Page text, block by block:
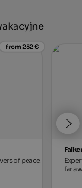
from 252 €
of peace.
far